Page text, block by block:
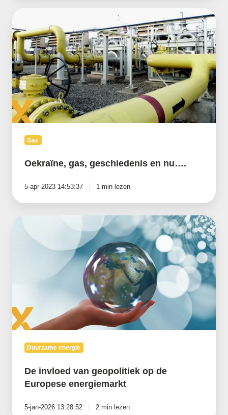
geschiedenis
en
nu….
Gas
Oekraïne, gas, geschiedenis en nu….
5-apr-2023 14:53:37 1 min lezen
geopolitiek
Duurzame energie
De invloed van geopolitiek op de
Europese energiemarkt
5-jan-2026 13:28:52 2 min lezen